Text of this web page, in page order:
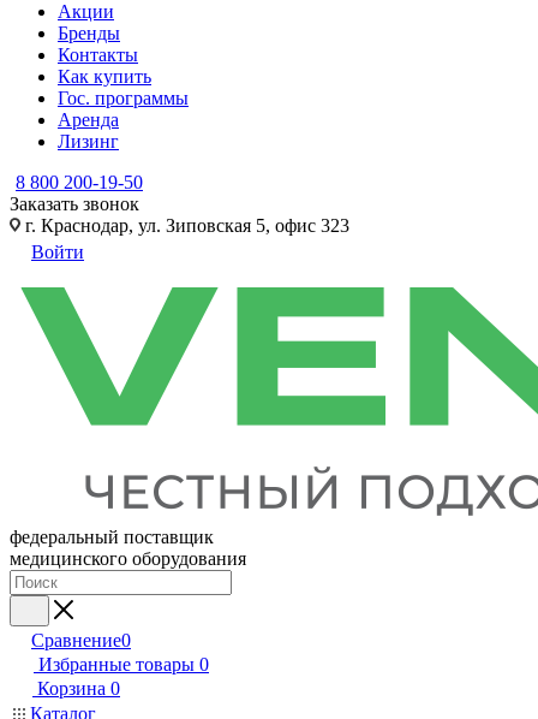
Акции
Бренды
Контакты
Как купить
Гос. программы
Аренда
Лизинг
8 800 200-19-50
Заказать звонок
г. Краснодар, ул. Зиповская 5, офис 323
Войти
федеральный поставщик
медицинского оборудования
Сравнение0
Избранные товары 0
Корзина 0
Каталог